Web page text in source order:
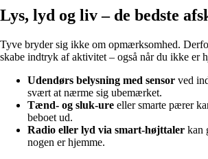
Lys, lyd og liv – de bedste
Tyve bryder sig ikke om opmærksomhed.
skabe indtryk af aktivitet – også når du ikke er
Udendørs belysning med sensor ved
svært at nærme sig ubemærket.
Tænd- og sluk-ure eller smarte pærer
beboet ud.
Radio eller lyd via smart-højttaler kan
nogen er hjemme.